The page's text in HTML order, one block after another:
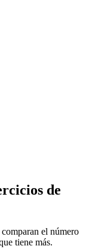
de
el número
tiene más.